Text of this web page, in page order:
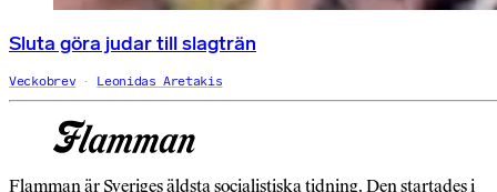
Sluta göra judar till slagträn
Veckobrev Leonidas Aretakis
Flamman är Sveriges äldsta socialistiska tidning. Den startades i